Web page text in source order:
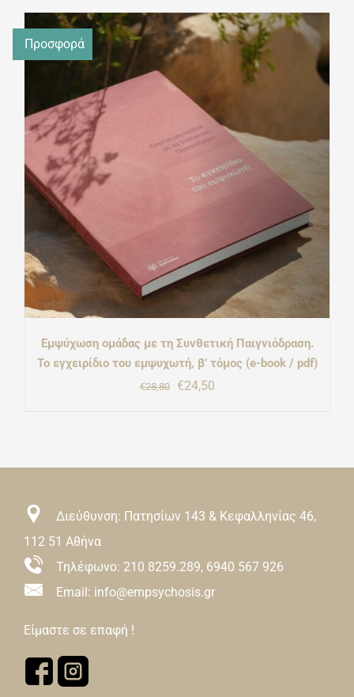
was:
€39,20.
τιμή
είναι:
€24,70.
Προσφορά
Εμψύχωση ομάδας με τη Συνθετική Παιγνιόδραση.
Το εγχειρίδιο του εμψυχωτή, β’ τόμος (e-book / pdf)
€28,80
Original
€24,50Η
Διεύθυνση: Πατησίων 143 & Κεφαλληνίας 46,
112 51 Αθήνα
Τηλέφωνο: 210 8259.289, 6940 567 926
Email: info@empsychosis.gr
Είμαστε σε επαφή !